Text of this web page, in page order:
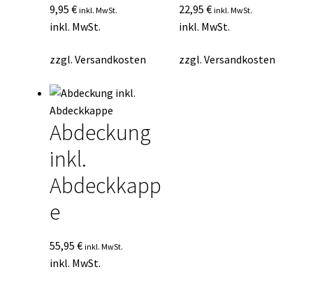
Vertrag widerrufen
9,95 € inkl. MwSt.
inkl. MwSt.
zzgl. Versandkosten
22,95€ inkl. MwSt.
inkl. MwSt.
zzgl.Versandkosten
Abdeckung
inkl.
Abdeckkapp
e
55,95 € inkl. MwSt.
inkl. MwSt.